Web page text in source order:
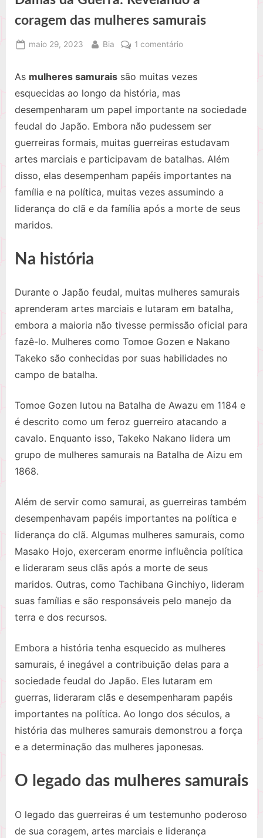
coragem das mulheres samurais
Posted
maio 29, 2023 By
Bia 1 comentárioem
a
coragem
das
samurais
As mulheres samurais são muitas vezes
esquecidas ao longo da história, mas
desempenharam um papel importante na sociedade
feudal do Japão. Embora não pudessem ser
guerreiras formais, muitas guerreiras estudavam
artes marciais e participavam de batalhas. Além
disso, elas desempenham papéis importantes na
família e na política, muitas vezes assumindo a
liderança do clã e da família após a morte de seus
maridos.
Na história
Durante o Japão feudal, muitas mulheres samurais
aprenderam artes marciais e lutaram em batalha,
embora a maioria não tivesse permissão oficial para
fazê-lo. Mulheres como Tomoe Gozen e Nakano
Takeko são conhecidas por suas habilidades no
campo de batalha.
Tomoe Gozen lutou na Batalha de Awazu em 1184 e
é descrito como um feroz guerreiro atacando a
cavalo. Enquanto isso, Takeko Nakano lidera um
grupo de mulheres samurais na Batalha de Aizu em
1868.
Além de servir como samurai, as guerreiras também
desempenhavam papéis importantes na política e
liderança do clã. Algumas mulheres samurais, como
Masako Hojo, exerceram enorme influência política
e lideraram seus clãs após a morte de seus
maridos. Outras, como Tachibana Ginchiyo, lideram
suas famílias e são responsáveis ​​pelo manejo da
terra e dos recursos.
Embora a história tenha esquecido as mulheres
samurais, é inegável a contribuição delas para a
sociedade feudal do Japão. Eles lutaram em
guerras, lideraram clãs e desempenharam papéis
importantes na política. Ao longo dos séculos, a
história das mulheres samurais demonstrou a força
e a determinação das mulheres japonesas.
O legado das mulheres samurais
O legado das guerreiras é um testemunho poderoso
de sua coragem, artes marciais e liderança